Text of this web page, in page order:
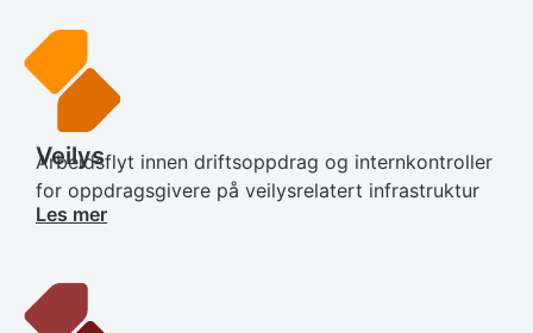
Veilys
Arbeidsflyt innen driftsoppdrag og internkontroller
for oppdragsgivere på veilysrelatert infrastruktur
Les mer